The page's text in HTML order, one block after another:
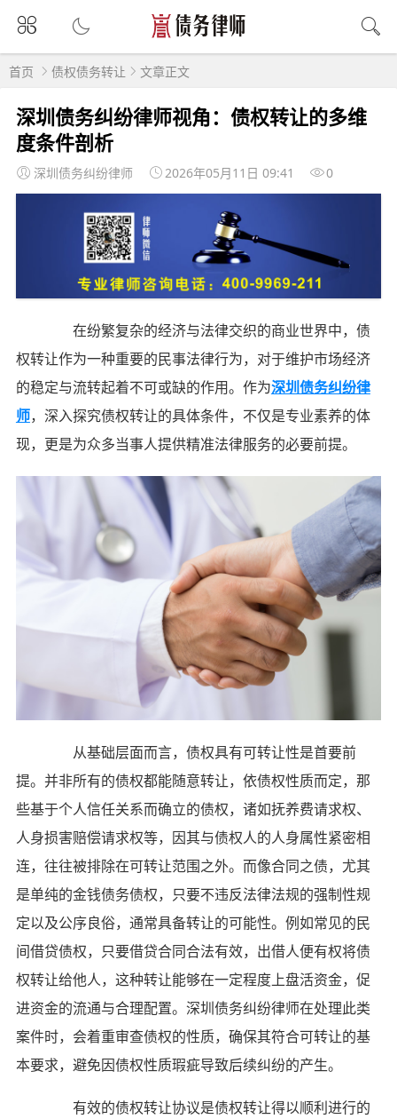
首页 债权债务转让 文章正文
深圳债务纠纷律师视角：债权转让的多维
度条件剖析
深圳债务纠纷律师 2026年05月11日 09:41 0
在纷繁复杂的经济与法律交织的商业世界中，债
权转让作为一种重要的民事法律行为，对于维护市场经济
的稳定与流转起着不可或缺的作用。作为深圳债务纠纷律
师，深入探究债权转让的具体条件，不仅是专业素养的体
现，更是为众多当事人提供精准法律服务的必要前提。
从基础层面而言，债权具有可转让性是首要前
提。并非所有的债权都能随意转让，依债权性质而定，那
些基于个人信任关系而确立的债权，诸如抚养费请求权、
人身损害赔偿请求权等，因其与债权人的人身属性紧密相
连，往往被排除在可转让范围之外。而像合同之债，尤其
是单纯的金钱债务债权，只要不违反法律法规的强制性规
定以及公序良俗，通常具备转让的可能性。例如常见的民
间借贷债权，只要借贷合同合法有效，出借人便有权将债
权转让给他人，这种转让能够在一定程度上盘活资金，促
进资金的流通与合理配置。深圳债务纠纷律师在处理此类
案件时，会着重审查债权的性质，确保其符合可转让的基
本要求，避免因债权性质瑕疵导致后续纠纷的产生。
有效的债权转让协议是债权转让得以顺利进行的